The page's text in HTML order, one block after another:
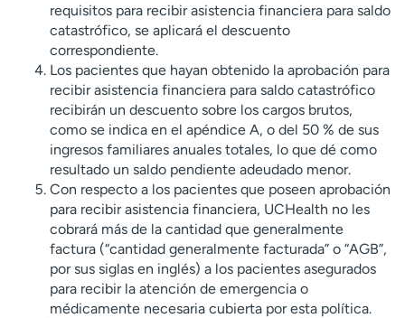
requisitos para recibir asistencia financiera para saldo
catastrófico, se aplicará el descuento
correspondiente.
Los pacientes que hayan obtenido la aprobación para
recibir asistencia financiera para saldo catastrófico
recibirán un descuento sobre los cargos brutos,
como se indica en el apéndice A, o del 50 % de sus
ingresos familiares anuales totales, lo que dé como
resultado un saldo pendiente adeudado menor.
Con respecto a los pacientes que poseen aprobación
para recibir asistencia financiera, UCHealth no les
cobrará más de la cantidad que generalmente
factura (“cantidad generalmente facturada” o “AGB”,
por sus siglas en inglés) a los pacientes asegurados
para recibir la atención de emergencia o
médicamente necesaria cubierta por esta política.